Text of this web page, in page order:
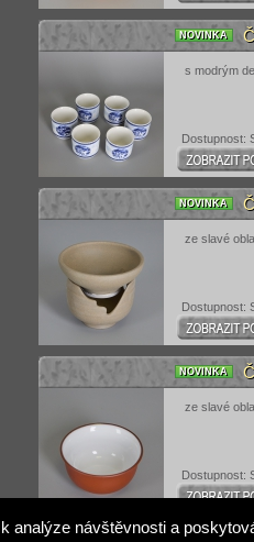
analýze návštěvnosti a
NOVINKA
s modrým
Dostupnost:
NOVINKA
ze slavé
Dostupnost:
NOVINKA
ze slavé
Dostupnost: